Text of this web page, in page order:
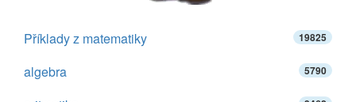
Příklady z matematiky 19825
algebra 5790